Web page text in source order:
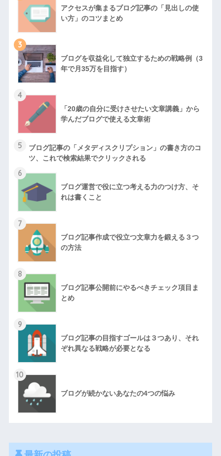
アクセスが集まるブログ記事の「見出しの使
い方」のコツまとめ
3
ブログを収益化して独立するための戦略例（3
年で月35万を目指す）
4
「20歳の自分に受けさせたい文章講義」から
学んだブログで使える文章術
5
ブログ記事の「メタディスクリプション」の書き方のコ
ツ、これで検索結果でクリックされる
6
ブログ運営で役に立つ考える力のつけ方、そ
れは書くこと
7
ブログ記事作成で役立つ文章力を鍛える３つ
の方法
8
ブログ記事公開前にやるべきチェック項目ま
とめ
9
ブログ記事の目指すゴールは３つあり、それ
ぞれ異なる戦略が必要となる
10
ブログが続かないあなたの4つの悩み